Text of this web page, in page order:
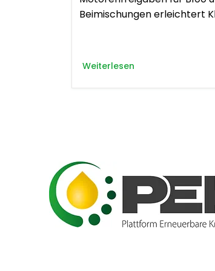
Beimischungen erleichtert
Weiterlesen